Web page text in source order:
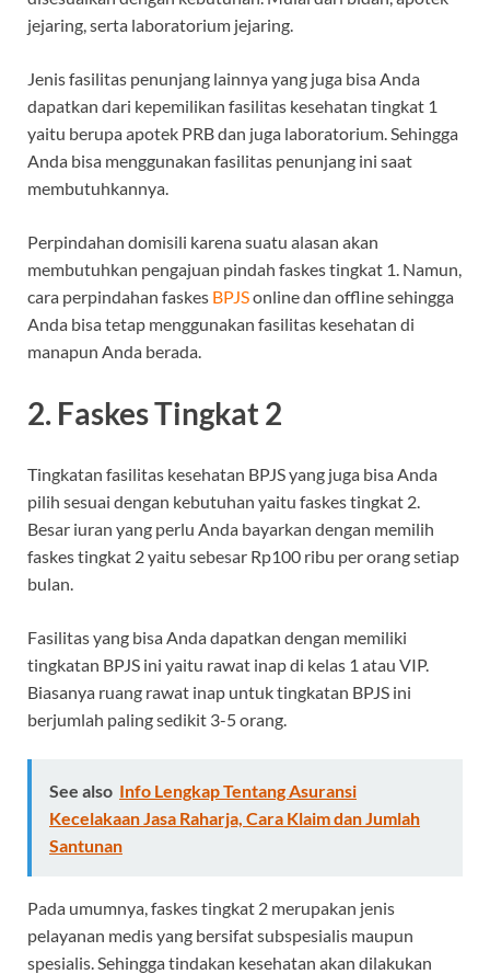
jejaring, serta laboratorium jejaring.
Jenis fasilitas penunjang lainnya yang juga bisa Anda
dapatkan dari kepemilikan fasilitas kesehatan tingkat 1
yaitu berupa apotek PRB dan juga laboratorium. Sehingga
Anda bisa menggunakan fasilitas penunjang ini saat
membutuhkannya.
Perpindahan domisili karena suatu alasan akan
membutuhkan pengajuan pindah faskes tingkat 1. Namun,
cara perpindahan faskes BPJSonline dan offline sehingga
Anda bisa tetap menggunakan fasilitas kesehatan di
manapun Anda berada.
2. Faskes Tingkat 2
Tingkatan fasilitas kesehatan BPJS yang juga bisa Anda
pilih sesuai dengan kebutuhan yaitu faskes tingkat 2.
Besar iuran yang perlu Anda bayarkan dengan memilih
faskes tingkat 2 yaitu sebesar Rp100 ribu per orang setiap
bulan.
Fasilitas yang bisa Anda dapatkan dengan memiliki
tingkatan BPJS ini yaitu rawat inap di kelas 1 atau VIP.
Biasanya ruang rawat inap untuk tingkatan BPJS ini
berjumlah paling sedikit 3-5 orang.
See also Info Lengkap Tentang Asuransi
Kecelakaan Jasa Raharja, Cara Klaim dan Jumlah
Santunan
Pada umumnya, faskes tingkat 2 merupakan jenis
pelayanan medis yang bersifat subspesialis maupun
spesialis. Sehingga tindakan kesehatan akan dilakukan